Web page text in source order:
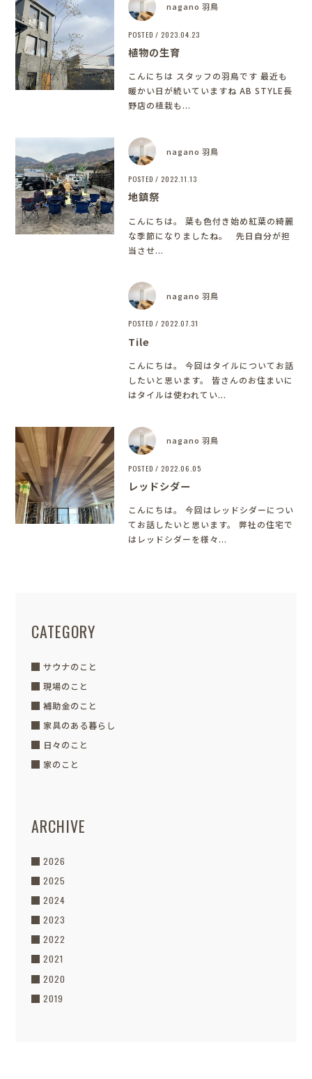
nagano 羽鳥
POSTED / 2023.04.23
植物の生育
こんにちは スタッフの羽鳥です 最近も
暖かい日が続いていますね AB STYLE長
野店の植栽も...
nagano 羽鳥
POSTED / 2022.11.13
地鎮祭
こんにちは。 葉も色付き始め紅葉の綺麗
な季節になりましたね。 先日自分が担
当させ...
nagano 羽鳥
POSTED / 2022.07.31
Tile
こんにちは。 今回はタイルについてお話
したいと思います。 皆さんのお住まいに
はタイルは使われてい...
nagano 羽鳥
POSTED / 2022.06.05
レッドシダー
こんにちは。 今回はレッドシダーについ
てお話したいと思います。 弊社の住宅で
はレッドシダーを様々...
CATEGORY
サウナのこと
現場のこと
補助金のこと
家具のある暮らし
日々のこと
家のこと
ARCHIVE
2026
2025
2024
2023
2022
2021
2020
2019